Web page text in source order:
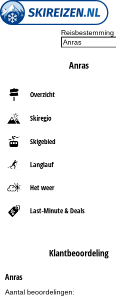
Reisbestemming
Anras
Overzicht
Skiregio
Skigebied
Langlauf
Het weer
Last-Minute & Deals
Klantbeoordeling
Anras
Aantal beoordelingen: